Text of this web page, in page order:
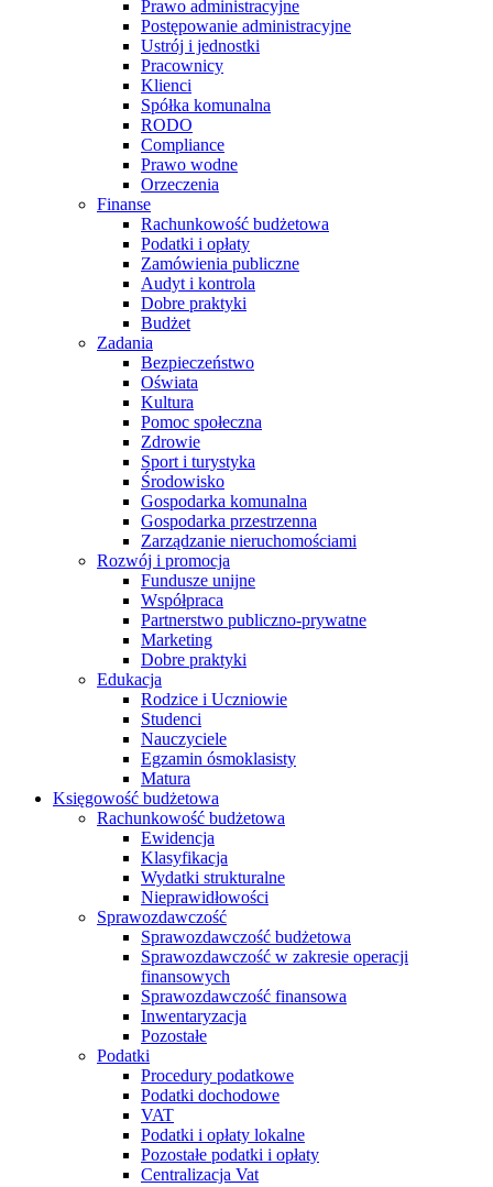
Prawo administracyjne
Postępowanie administracyjne
Ustrój i jednostki
Pracownicy
Klienci
Spółka komunalna
RODO
Compliance
Prawo wodne
Orzeczenia
Finanse
Rachunkowość budżetowa
Podatki i opłaty
Zamówienia publiczne
Audyt i kontrola
Dobre praktyki
Budżet
Zadania
Bezpieczeństwo
Oświata
Kultura
Pomoc społeczna
Zdrowie
Sport i turystyka
Środowisko
Gospodarka komunalna
Gospodarka przestrzenna
Zarządzanie nieruchomościami
Rozwój i promocja
Fundusze unijne
Współpraca
Partnerstwo publiczno-prywatne
Marketing
Dobre praktyki
Edukacja
Rodzice i Uczniowie
Studenci
Nauczyciele
Egzamin ósmoklasisty
Matura
Księgowość budżetowa
Rachunkowość budżetowa
Ewidencja
Klasyfikacja
Wydatki strukturalne
Nieprawidłowości
Sprawozdawczość
Sprawozdawczość budżetowa
Sprawozdawczość w zakresie operacji
finansowych
Sprawozdawczość finansowa
Inwentaryzacja
Pozostałe
Podatki
Procedury podatkowe
Podatki dochodowe
VAT
Podatki i opłaty lokalne
Pozostałe podatki i opłaty
Centralizacja Vat